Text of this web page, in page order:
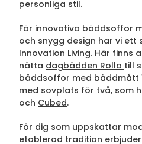
personliga stil.
För innovativa bäddsoffor
och snygg design har vi
Innovation Living. Här finns
nätta dagbädden Rollo till
bäddsoffor med bäddmått
med sovplats för två, som
och Cubed.
För dig som uppskattar
etablerad tradition